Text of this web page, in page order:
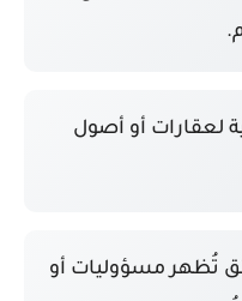
لعقارات أو أصول
تُظهر مسؤوليات أو